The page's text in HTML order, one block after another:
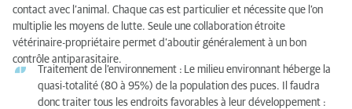
contact avec l’animal. Chaque cas est particulier et nécessite que l’on
multiplie les moyens de lutte. Seule une collaboration étroite
vétérinaire-propriétaire permet d’aboutir généralement à un bon
contrôle antiparasitaire.
Traitement de l’environnement : Le milieu environnant héberge la
quasi-totalité (80 à 95%) de la population des puces. Il faudra
donc traiter tous les endroits favorables à leur développement :